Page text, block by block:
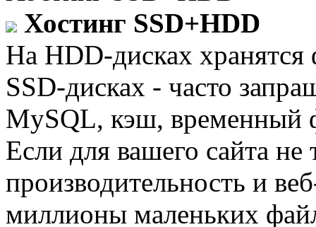
Хостинг SSD+HDD
На HDD-дисках
SSD-дисках - часто
MySQL, кэш, временный
Если для вашего сайта не
производительность и
миллионы маленьких